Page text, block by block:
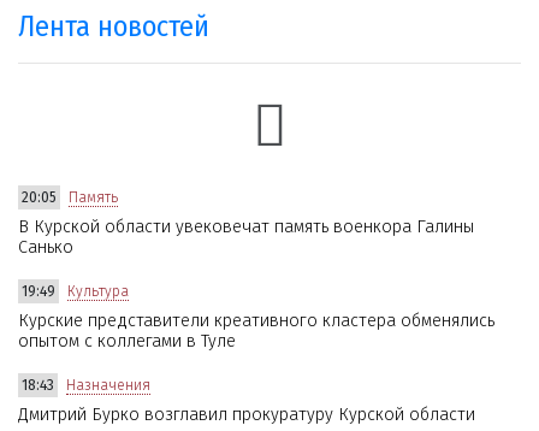
Лента новостей
20:05 Память
В Курской области увековечат память военкора Галины
Санько
19:49 Культура
Курские представители креативного кластера обменялись
опытом с коллегами в Туле
18:43 Назначения
Дмитрий Бурко возглавил прокуратуру Курской области